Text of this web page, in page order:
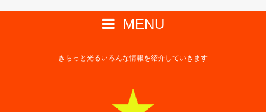
MENU
きらっと光るいろんな情報を紹介していきます